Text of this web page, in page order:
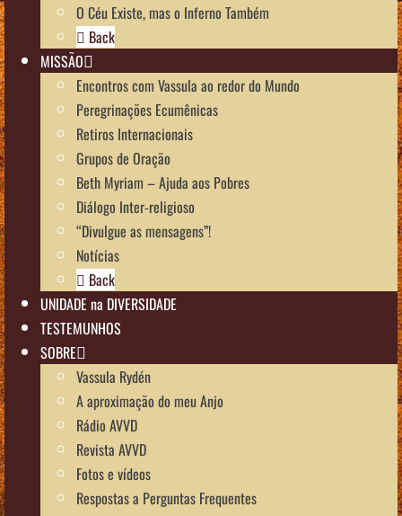
O Céu Existe, mas o Inferno Também
Back
MISSÃO
Encontros com Vassula ao redor do Mundo
Peregrinações Ecumênicas
Retiros Internacionais
Grupos de Oração
Beth Myriam – Ajuda aos Pobres
Diálogo Inter-religioso
“Divulgue as mensagens”!
Notícias
Back
UNIDADE na DIVERSIDADE
TESTEMUNHOS
SOBRE
Vassula Rydén
A aproximação do meu Anjo
Rádio AVVD
Revista AVVD
Fotos e vídeos
Respostas a Perguntas Frequentes